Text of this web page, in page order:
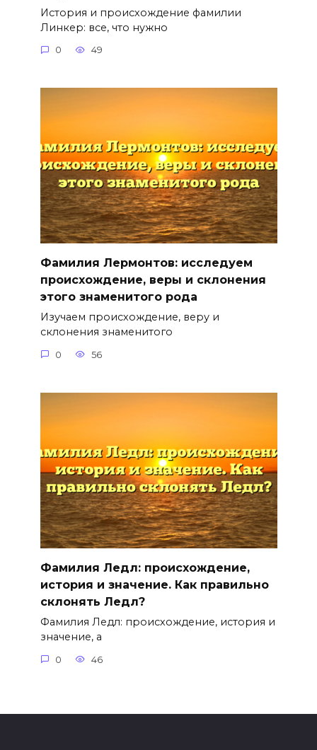
История и происхождение фамилии
Линкер: все, что нужно
0 49
Фамилия Лермонтов: исследуем
происхождение, веры и склонения
этого знаменитого рода
Изучаем происхождение, веру и
склонения знаменитого
0 56
Фамилия Ледл: происхождение,
история и значение. Как правильно
склонять Ледл?
Фамилия Ледл: происхождение, история и
значение, а
0 46